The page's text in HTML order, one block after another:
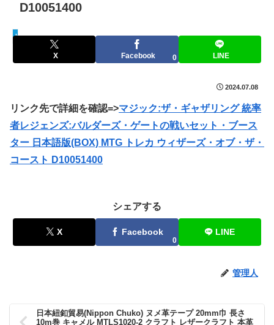
D10051400
keepaトラッキング
X Facebook 0 LINE
2024.07.08
リンク先で詳細を確認=>マジック:ザ・ギャザリング 統率
者レジェンズ:バルダーズ・ゲートの戦いセット・ブース
ター 日本語版(BOX) MTG トレカ ウィザーズ・オブ・ザ・
コースト D10051400
シェアする
X Facebook
0
LINE
管理人
日本紐釦貿易(Nippon Chuko) ヌメ革テープ 20mm巾 長さ
10m巻 キャメル MTLS1020-2 クラフト レザークラフト 本革